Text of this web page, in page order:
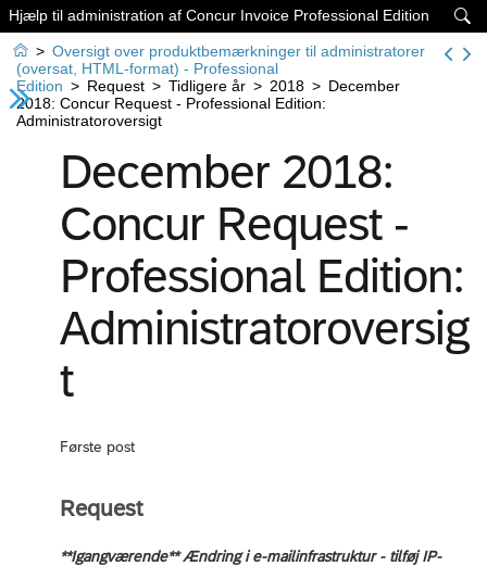

Hjælp til administration af Concur Invoice Professional Edition
 > Oversigt over produktbemærkninger til administratorer
(oversat, HTML-format) - Professional
Edition > Request > Tidligere år > 2018 > December
2018: Concur Request - Professional Edition:
Administratoroversigt
December 2018:
Concur Request -
Professional Edition:
Administratoroversig
t
Første post
Request
**Igangværende** Ændring i e-mailinfrastruktur - tilføj IP-